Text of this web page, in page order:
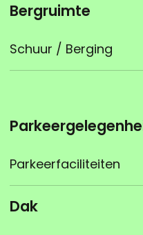
Bergruimte
Schuur / Berging
Parkeerfaciliteiten
Dak